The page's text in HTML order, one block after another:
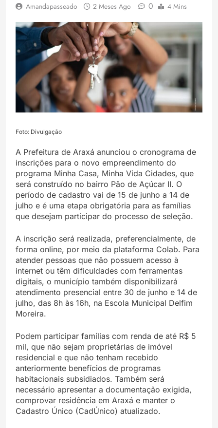
Amandapasseado 2 Meses Ago 0 4 Mins
Foto: Divulgação
A Prefeitura de Araxá anunciou o cronograma de
inscrições para o novo empreendimento do
programa Minha Casa, Minha Vida Cidades, que
será construído no bairro Pão de Açúcar II. O
período de cadastro vai de 15 de junho a 14 de
julho e é uma etapa obrigatória para as famílias
que desejam participar do processo de seleção.
A inscrição será realizada, preferencialmente, de
forma online, por meio da plataforma Colab. Para
atender pessoas que não possuem acesso à
internet ou têm dificuldades com ferramentas
digitais, o município também disponibilizará
atendimento presencial entre 30 de junho e 14 de
julho, das 8h às 16h, na Escola Municipal Delfim
Moreira.
Podem participar famílias com renda de até R$ 5
mil, que não sejam proprietárias de imóvel
residencial e que não tenham recebido
anteriormente benefícios de programas
habitacionais subsidiados. Também será
necessário apresentar a documentação exigida,
comprovar residência em Araxá e manter o
Cadastro Único (CadÚnico) atualizado.